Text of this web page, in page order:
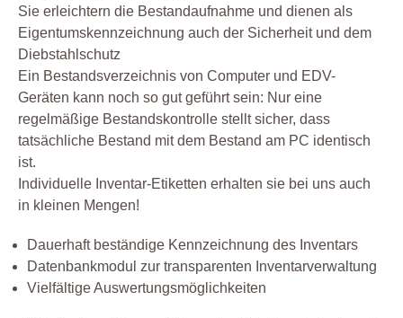
Sie erleichtern die Bestandaufnahme und dienen als
Eigentumskennzeichnung auch der Sicherheit und dem
Diebstahlschutz
Ein Bestandsverzeichnis von Computer und EDV-
Geräten kann noch so gut geführt sein: Nur eine
regelmäßige Bestandskontrolle stellt sicher, dass
tatsächliche Bestand mit dem Bestand am PC identisch
ist.
Individuelle Inventar-Etiketten erhalten sie bei uns auch
in kleinen Mengen!
Dauerhaft beständige Kennzeichnung des Inventars
Datenbankmodul zur transparenten Inventarverwaltung
Vielfältige Auswertungsmöglichkeiten